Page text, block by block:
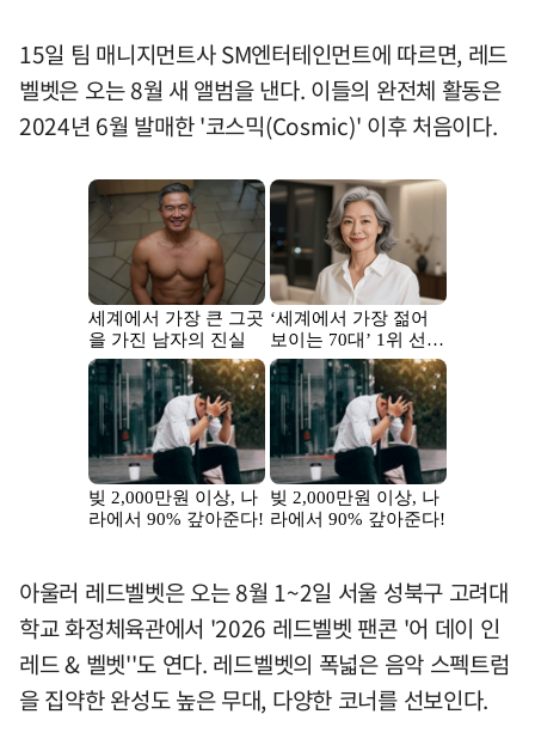
15일 팀 매니지먼트사 SM엔터테인먼트에 따르면, 레드
벨벳은 오는 8월 새 앨범을 낸다. 이들의 완전체 활동은
2024년 6월 발매한 '코스믹(Cosmic)' 이후 처음이다.
아울러 레드벨벳은 오는 8월 1~2일 서울 성북구 고려대
학교 화정체육관에서 '2026 레드벨벳 팬콘 '어 데이 인
레드 & 벨벳''도 연다. 레드벨벳의 폭넓은 음악 스펙트럼
을 집약한 완성도 높은 무대, 다양한 코너를 선보인다.